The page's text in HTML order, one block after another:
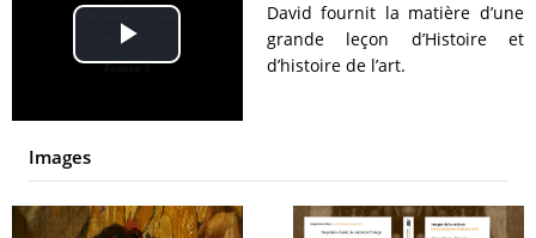
Play
Video
David fournit la matière d’une
grande leçon d’Histoire et
d’histoire de l’art.
Images